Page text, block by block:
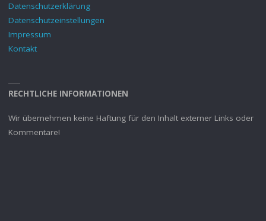
Datenschutzerklärung
Datenschutzeinstellungen
Impressum
Kontakt
RECHTLICHE INFORMATIONEN
Wir übernehmen keine Haftung für den Inhalt externer Links oder
Kommentare!